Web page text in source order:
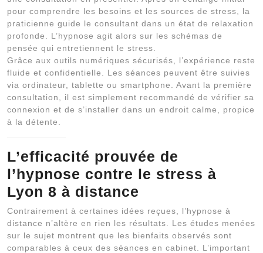
pour comprendre les besoins et les sources de stress, la
praticienne guide le consultant dans un état de relaxation
profonde. L’hypnose agit alors sur les schémas de
pensée qui entretiennent le stress.
Grâce aux outils numériques sécurisés, l’expérience reste
fluide et confidentielle. Les séances peuvent être suivies
via ordinateur, tablette ou smartphone. Avant la première
consultation, il est simplement recommandé de vérifier sa
connexion et de s’installer dans un endroit calme, propice
à la détente.
L’efficacité prouvée de
l’hypnose contre le stress à
Lyon 8 à distance
Contrairement à certaines idées reçues, l’hypnose à
distance n’altère en rien les résultats. Les études menées
sur le sujet montrent que les bienfaits observés sont
comparables à ceux des séances en cabinet. L’important